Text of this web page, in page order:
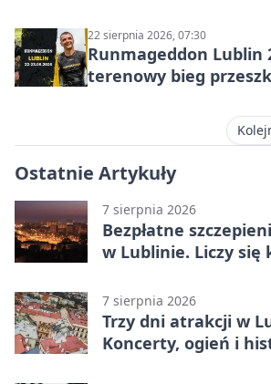
22 sierpnia 2026, 07:30
Runmageddon Lublin
terenowy bieg
Ostatnie Artykuły
7 sierpnia 2026
Bezpłatne
w Lublinie. Liczy się
7 sierpnia 2026
Trzy dni atrakcji w
Koncerty, ogień i